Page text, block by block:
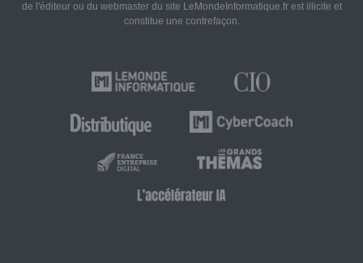
de l'éditeur ou du webmaster du site LeMondeInformatique.fr est illicite et
constitue une contrefaçon.